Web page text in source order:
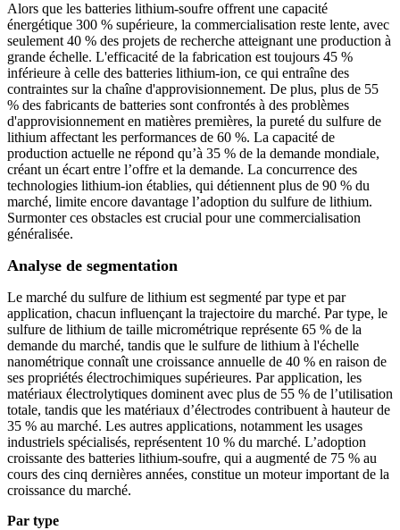
Alors que les batteries lithium-soufre offrent une capacité
énergétique 300 % supérieure, la commercialisation reste lente, avec
seulement 40 % des projets de recherche atteignant une production à
grande échelle. L'efficacité de la fabrication est toujours 45 %
inférieure à celle des batteries lithium-ion, ce qui entraîne des
contraintes sur la chaîne d'approvisionnement. De plus, plus de 55
% des fabricants de batteries sont confrontés à des problèmes
d'approvisionnement en matières premières, la pureté du sulfure de
lithium affectant les performances de 60 %. La capacité de
production actuelle ne répond qu’à 35 % de la demande mondiale,
créant un écart entre l’offre et la demande. La concurrence des
technologies lithium-ion établies, qui détiennent plus de 90 % du
marché, limite encore davantage l’adoption du sulfure de lithium.
Surmonter ces obstacles est crucial pour une commercialisation
généralisée.
Analyse de segmentation
Le marché du sulfure de lithium est segmenté par type et par
application, chacun influençant la trajectoire du marché. Par type, le
sulfure de lithium de taille micrométrique représente 65 % de la
demande du marché, tandis que le sulfure de lithium à l'échelle
nanométrique connaît une croissance annuelle de 40 % en raison de
ses propriétés électrochimiques supérieures. Par application, les
matériaux électrolytiques dominent avec plus de 55 % de l’utilisation
totale, tandis que les matériaux d’électrodes contribuent à hauteur de
35 % au marché. Les autres applications, notamment les usages
industriels spécialisés, représentent 10 % du marché. L’adoption
croissante des batteries lithium-soufre, qui a augmenté de 75 % au
cours des cinq dernières années, constitue un moteur important de la
croissance du marché.
Par type